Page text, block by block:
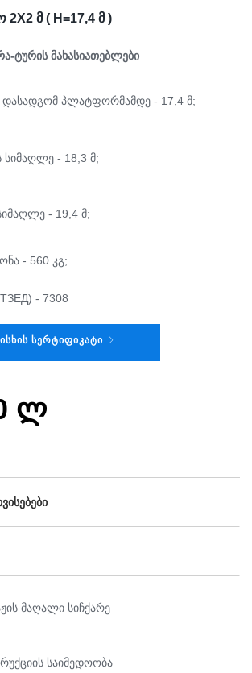
2X2 Მ ( Н=17,4 Მ )
ტურის მახასიათებლები
პლატფორმამდე - 17,4 მ;
- 18,3 მ;
- 19,4 მ;
- 560 კგ;
- 7308
ᲡᲔᲠᲢᲘᲤᲘᲙᲐᲢᲘ
ლ
მაღალი სიჩქარე
საიმედოობა